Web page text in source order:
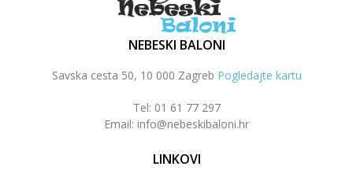
NEBESKI BALONI
Savska cesta 50, 10 000 Zagreb Pogledajte kartu
Tel: 01 61 77 297
Email: info@nebeskibaloni.hr
LINKOVI